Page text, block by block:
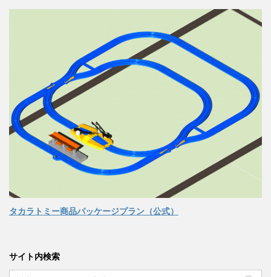
タカラトミー商品パッケージプラン（公式）
サイト内検索